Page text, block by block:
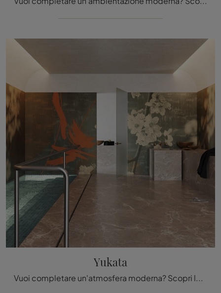
Yukata
Vuoi completare un'atmosfera moderna? Scopri la Carta da parati vinilica di Inkiostro Bianco: il modello Yukata ti attende!